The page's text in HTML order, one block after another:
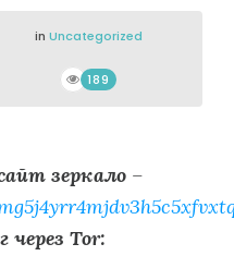
in Uncategorized
189
зеркало–
Tor: